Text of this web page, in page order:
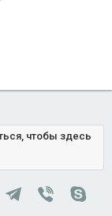
чтобы здесь
Telegram
Viber